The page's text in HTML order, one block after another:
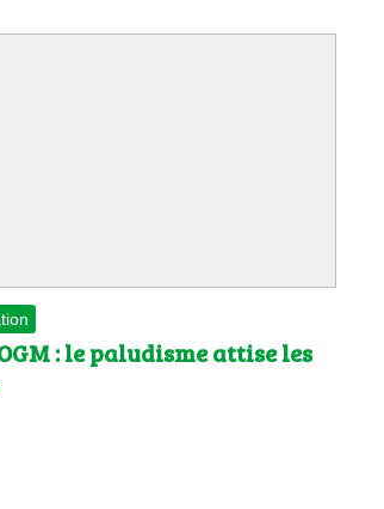
: le paludisme attise les